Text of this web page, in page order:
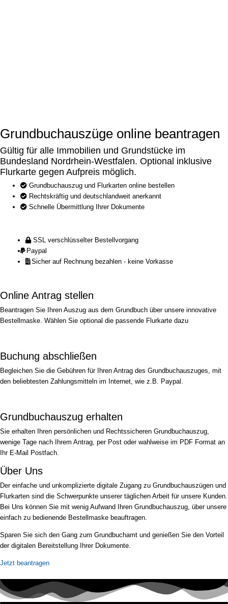
Grundbuchauszüge online beantragen
Gültig für alle Immobilien und Grundstücke im
Bundesland Nordrhein-Westfalen. Optional inklusive
Flurkarte gegen Aufpreis möglich.
Grundbuchauszug und Flurkarten online bestellen
Rechtskräftig und deutschlandweit anerkannt
Schnelle Übermittlung Ihrer Dokumente
SSL verschlüsselter Bestellvorgang
Paypal
Sicher auf Rechnung bezahlen - keine Vorkasse
Online Antrag stellen
Beantragen Sie Ihren Auszug aus dem Grundbuch über unsere innovative
Bestellmaske. Wählen Sie optional die passende Flurkarte dazu
Buchung abschließen
Begleichen Sie die Gebühren für Ihren Antrag des Grundbuchauszuges, mit
den beliebtesten Zahlungsmitteln im Internet, wie z.B. Paypal.
Grundbuchauszug erhalten
Sie erhalten Ihren persönlichen und Rechtssicheren Grundbuchauszug,
wenige Tage nach Ihrem Antrag, per Post oder wahlweise im PDF Format an
Ihr E-Mail Postfach.
Über Uns
Der einfache und unkomplizierte digitale Zugang zu Grundbuchauszügen und
Flurkarten sind die Schwerpunkte unserer täglichen Arbeit für unsere Kunden.
Bei Uns können Sie mit wenig Aufwand Ihren Grundbuchauszug, über unsere
einfach zu bedienende Bestellmaske beauftragen.
Sparen Sie sich den Gang zum Grundbuchamt und genießen Sie den Vorteil
der digitalen Bereitstellung Ihrer Dokumente.
Jetzt beantragen